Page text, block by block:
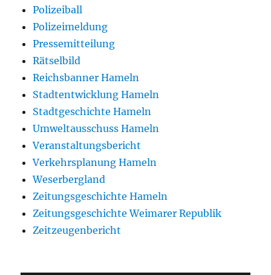
Polizeiball
Polizeimeldung
Pressemitteilung
Rätselbild
Reichsbanner Hameln
Stadtentwicklung Hameln
Stadtgeschichte Hameln
Umweltausschuss Hameln
Veranstaltungsbericht
Verkehrsplanung Hameln
Weserbergland
Zeitungsgeschichte Hameln
Zeitungsgeschichte Weimarer Republik
Zeitzeugenbericht